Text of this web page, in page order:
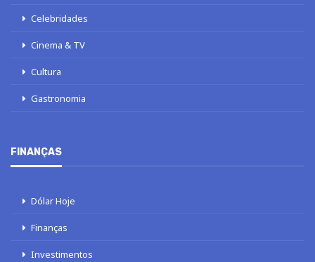
Celebridades
Cinema & TV
Cultura
Gastronomia
FINANÇAS
Dólar Hoje
Finanças
Investimentos